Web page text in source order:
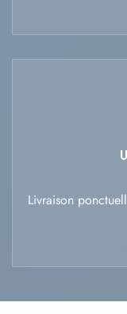
Livraison